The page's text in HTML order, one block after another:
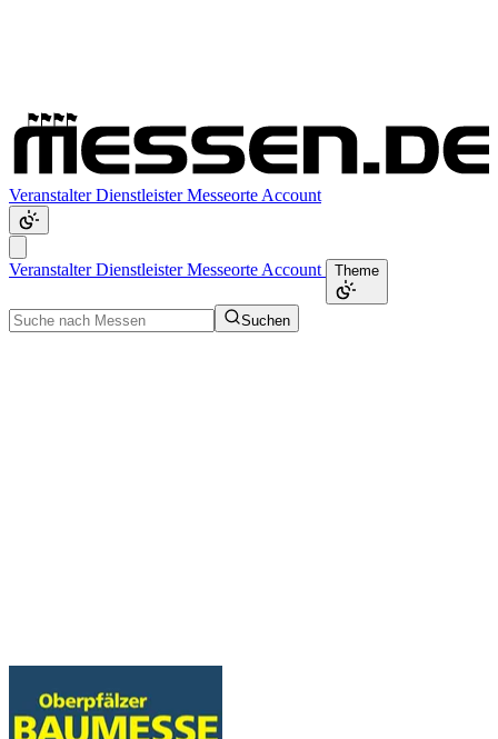
VeranstalterDienstleisterMesseorte Account
VeranstalterDienstleisterMesseorte Account Theme
Suchen